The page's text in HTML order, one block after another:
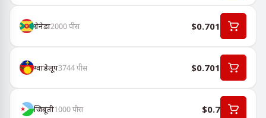
ग्रेनेडा2000पीस $0.701
ग्वाडेलूप3744पीस $0.701
जिबूती1000पीस $0.7